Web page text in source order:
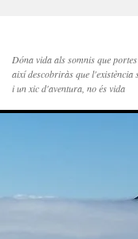
Dóna vida als somnis que
així descobriràs que l'existència
i un xic d'aventura, no és vida